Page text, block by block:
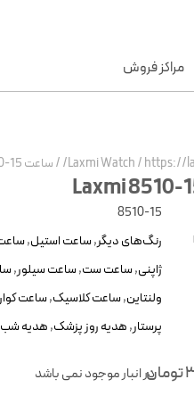
مراکز فروش
Laxmi Watch/https://
/ساعت Laxmi 8510-15
8510-15
رنگ‌های دیگر,ساعت استیل,
ژاپنی,ساعت ست,ساعت سیلور,
ولنتاین,ساعت کلاسیک,ساعت
پرستار,هدیه روز پزشک,هدیه شب
توماندر انبار موجود نمی باشد